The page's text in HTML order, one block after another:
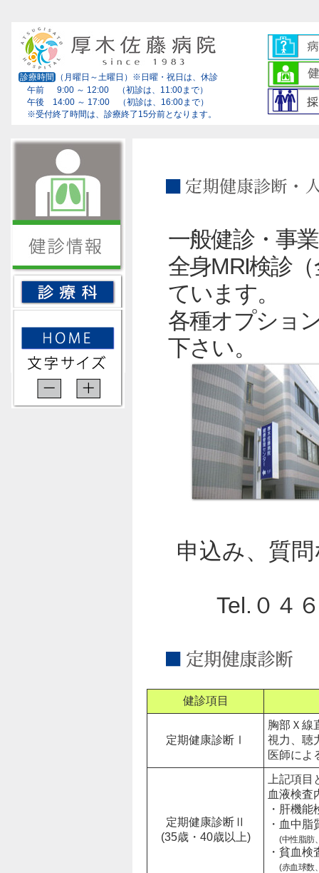
診療時間
（月曜日～土曜日）※日曜・祝日は、休診
午前 9:00 ～ 12:00 （初診は、11:00まで）
午後 14:00 ～ 17:00 （初診は、16:00まで）
※受付終了時間は、診療終了15分前となります。
一般健診・事
全身MRI検診
ています。
各種オプショ
下さい。
申込み、質
Tel.０４
健診項目
定期健康診断Ⅰ
胸部Ｘ線
視力、聴
医師によ
定期健康診断Ⅱ
(35歳・40歳以上)
上記項
血液検査
・肝機
・血中脂
(中性脂肪
・貧血検
(赤血球数